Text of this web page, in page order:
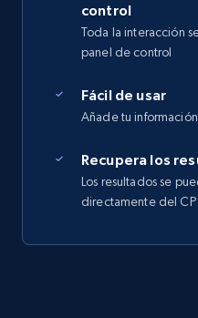
control
Toda la interacción
panel de control
Fácil de usar
Añade tu
Recupera los
Los resultados se
directamente del CP